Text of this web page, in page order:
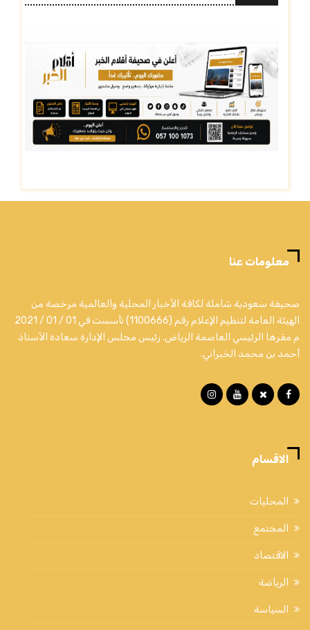
معلومات عنا
صحيفة سعودية شاملة لكافة الأخبار المحلية والعالمية مرخصة من
الهيئة العامة لتنظيم الإعلام رقم (1100666) تأسست في 01 / 01 / 2021
م مقرها الرئيسي العاصمة الرياض. رئيس مجلس الإدارة سعادة الأستاذ
أحمد بن محمد الخبراني.
الاقسام
المحليات
المجتمع
الاقتصاد
الرياضة
السياسة